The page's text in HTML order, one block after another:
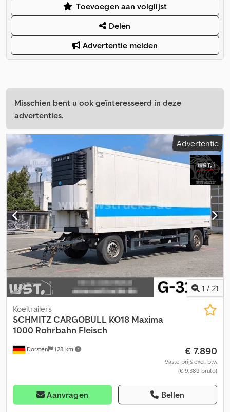
Toevoegen aan volglijst
Delen
Advertentie melden
Misschien bent u ook geïnteresseerd in deze
advertenties.
Advertentie
1 / 21
Dorsten 128 km
Koeltrailers
SCHMITZ CARGOBULL KO18 Maxima
1000 Rohrbahn Fleisch
€ 7.890
Vaste prijs excl. btw
(€ 9.389 bruto)
Aanvragen Bellen